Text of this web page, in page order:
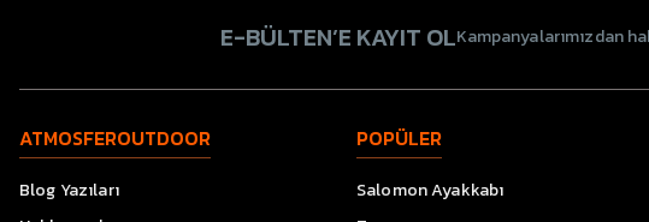
E-BÜLTEN’E KAYIT OLKampanyalarımızdan
ATMOSFEROUTDOOR
Blog Yazıları
POPÜLER
Salomon Ayakkabı